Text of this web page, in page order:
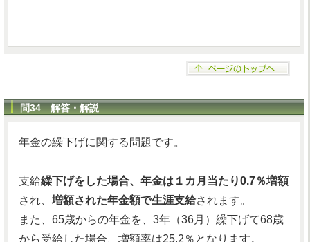
問34 解答・解説
年金の繰下げに関する問題です。
支給繰下げをした場合、年金は１カ月当たり0.7％増額
され、 増額された年金額で生涯支給されます。
また、65歳からの年金を、3年（36月）繰下げて68歳
から受給した場合、増額率は25.2％となります。